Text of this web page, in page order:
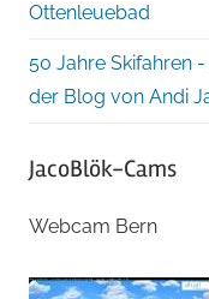
Ottenleuebad
50 Jahre Skifahren
der Blog von Andi
JacoBlök-Cams
Webcam Bern